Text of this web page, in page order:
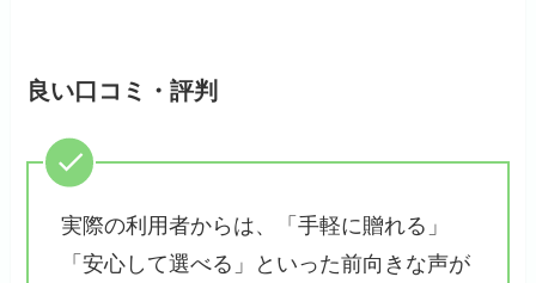
良い口コミ・評判
実際の利用者からは、「手軽に贈れる」
「安心して選べる」といった前向きな声が